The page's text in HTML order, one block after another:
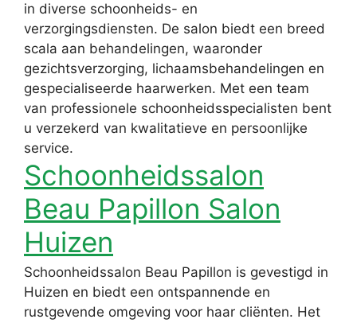
in diverse schoonheids- en
verzorgingsdiensten. De salon biedt een breed
scala aan behandelingen, waaronder
gezichtsverzorging, lichaamsbehandelingen en
gespecialiseerde haarwerken. Met een team
van professionele schoonheidsspecialisten bent
u verzekerd van kwalitatieve en persoonlijke
service.
Schoonheidssalon
Beau Papillon Salon
Huizen
Schoonheidssalon Beau Papillon is gevestigd in
Huizen en biedt een ontspannende en
rustgevende omgeving voor haar cliënten. Het